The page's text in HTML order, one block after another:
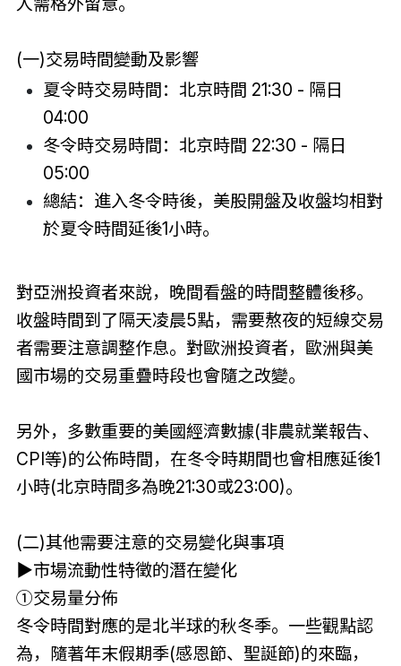
(一)交易時間變動及影響
夏令時交易時間：北京時間 21:30 - 隔日
04:00
冬令時交易時間：北京時間 22:30 - 隔日
05:00
總結：進入冬令時後，美股開盤及收盤均相對
於夏令時間延後1小時。
對亞洲投資者來說，晚間看盤的時間整體後移。
收盤時間到了隔天凌晨5點，需要熬夜的短線交易
者需要注意調整作息。對歐洲投資者，歐洲與美
國市場的交易重疊時段也會隨之改變。
另外，多數重要的美國經濟數據(非農就業報告、
CPI等)的公佈時間，在冬令時期間也會相應延後1
小時(北京時間多為晚21:30或23:00)。
(二)其他需要注意的交易變化與事項
▶市場流動性特徵的潛在變化
①交易量分佈
冬令時間對應的是北半球的秋冬季。一些觀點認
為，隨著年末假期季(感恩節、聖誕節)的來臨，